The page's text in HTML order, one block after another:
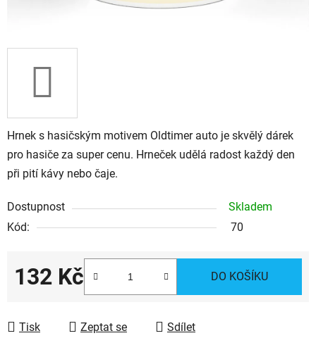
Hrnek s hasičským motivem Oldtimer auto je skvělý dárek
pro hasiče za super cenu. Hrneček udělá radost každý den
při pití kávy nebo čaje.
Dostupnost
Skladem
Kód:
70
132 Kč DO KOŠÍKU
Tisk Zeptat se Sdílet